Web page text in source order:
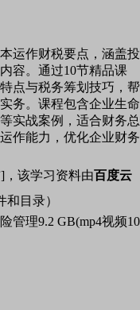
运作财税要点，涵盖投
容。通过10节精品课
点与税务筹划技巧，帮
务。课程包含企业生命
实战案例，适合财务总
作能力，优化企业财务
，该学习资料由百度云
目录）
管理9.2 GB(mp4视频10